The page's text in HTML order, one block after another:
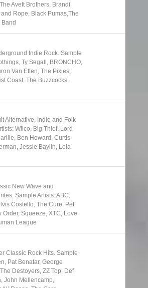
Avett Brothers, Brandi
Rope, Black Pumas,The
Indie Rock. Sample
Ty Segall, BRONCHO,
Van Etten, The Pixies,
Coast, The Buzzcocks,
Alternative, Indie and Folk
Wilco, Big Thief, Lord
Ben Howard, Curtis
Jessie Baylin, Lola
New Wave and
Sample Artists: ABC,
Costello, The Cure, Pet
Order, Squeeze, XTC, Love
League
Classic Rock Hits. Sample
Pat Benatar, George
Destoyers, ZZ Top, Def
John Mellencamp,